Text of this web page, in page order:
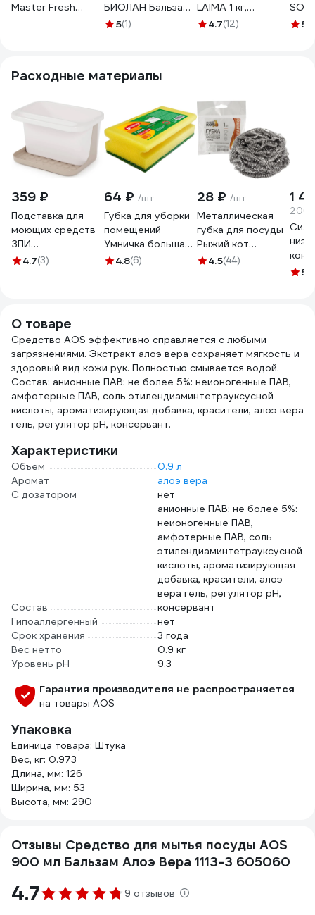
Master Fresh
БИОЛАН Бальзам
Алоэ Вера, 450 мл
5(1)
LAIMA 1 кг,
PROFESSIONAL,
4.7(12)
450
5
Расходные материалы
359 ₽
Подставка для
моющих средств
ЗПИ
«Альтернатива»
4.7(3)
64 ₽ /шт
Губка для уборки
помещений
Умничка большая
MPU0526
4.8(6)
28 ₽ /шт
Металлическая
губка для посуды
Рыжий кот
спираль, вес 12 гр,
4.5(44)
1
5
О товаре
Средство AOS эффективно справляется с любыми
загрязнениями. Экстракт алоэ вера сохраняет мягкость и
здоровый вид кожи рук. Полностью смывается водой.
Состав: анионные ПАВ; не более 5%: неионогенные ПАВ,
амфотерные ПАВ, соль этилендиаминтетрауксусной
кислоты, ароматизирующая добавка, красители, алоэ вера
гель, регулятор рН, консервант.
Характеристики
Объем
0.9 л
Аромат
алоэ вера
С дозатором
нет
Состав
анионные ПАВ; не более 5%:
неионогенные ПАВ,
амфотерные ПАВ, соль
этилендиаминтетрауксусной
кислоты, ароматизирующая
добавка, красители, алоэ
вера гель, регулятор рН,
консервант
Гипоаллергенный
нет
Срок хранения
3 года
Вес нетто
0.9 кг
Уровень рН
9.3
Гарантия производителя не распространяется
на товары AOS
Упаковка
Единица товара: Штука
Вес, кг: 0.973
Длина, мм: 126
Ширина, мм: 53
Высота, мм: 290
Отзывы Средство для мытья посуды AOS
900 мл Бальзам Алоэ Вера 1113-3 605060
4.7 9 отзывов